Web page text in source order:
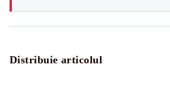
Distribuie articolul